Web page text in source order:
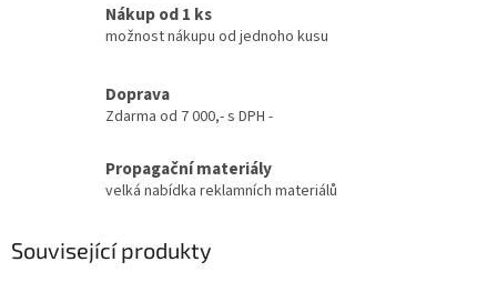
Nákup od 1 ks
možnost nákupu od jednoho kusu
Doprava
Zdarma od 7 000,- s DPH -
Propagační materiály
velká nabídka reklamních materiálů
Související produkty